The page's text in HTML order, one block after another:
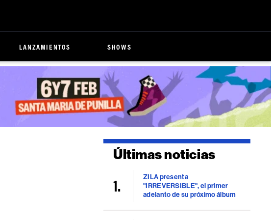
LANZAMIENTOS SHOWS
Últimas noticias
ZILA presenta
"IRREVERSIBLE", el primer
adelanto de su próximo álbum